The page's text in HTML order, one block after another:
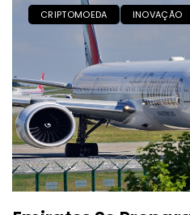
CRIPTOMOEDA INOVAÇÃO